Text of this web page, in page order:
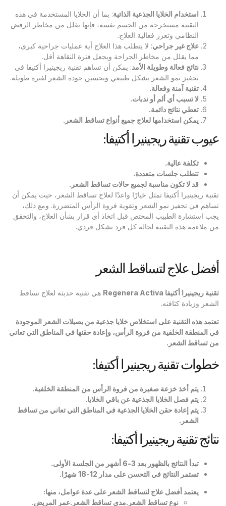
استخدام الخلايا الجذعية الذاتية: بما أن الخلايا المستخدمة في هذه
التقنية مستخرجة من الجسم نفسه، فإنها تقلل من مخاطر الرفض
النظامي وتعزز فعالية العلاج.
علاج غير جراحي: لا يتطلب هذا العلاج أية عمليات جراحية كبرى،
مما يقلل من مخاطر الجراحة ويجعل فترة النقاهة أقل.
نتائج فعالة وطويلة الأمد: يمكن أن تساهم تقنية ريجينيرا أكتيفا في
تحفيز نمو الشعر بشكل طبيعي وتحسين جودة الشعر لفترة طويلة.
تقنية آمنة وفعالة.
لا تسبب أي ألم أو ندبات.
تعطي نتائج دائمة.
يمكن استخدامها لعلاج جميع أنواع تساقط الشعر .
عيوب تقنية ريجينيرا أكتيفا:
تكلفة عالية.
تتطلب جلسات متعددة.
قد لا تكون مناسبة لجميع حالات تساقط الشعر .
تقنية ريجينيرا أكتيفا تمثل خيارًا واعدًا لعلاج تساقط الشعر، حيث يمكن أن
تساهم في تحفيز نمو الشعر وتقوية فروة الرأس المتضررة. ومع ذلك،
يجب استشارة الطبيب المختص قبل اتخاذ أي قرار بشأن العلاج، والتحقق
من ملاءمة هذه التقنية لحالة كل فرد بشكل فردي.
أفضل علاج لتساقط الشعر
تقنية ريجينيرا أكتيفا
هي تقنية حديثة لعلاج تساقط
الشعر وزيادة كثافته.
تعتمد هذه التقنية على استخلاص خلايا جذعية من بصيلات الشعر الموجودة
في المنطقة الخلفية من فروة الرأس، وإعادة حقنها في المناطق التي تعاني
من تساقط الشعر .
خطوات تقنية ريجينيرا أكتيفا:
يتم أخذ خزعة صغيرة من فروة الرأس من المنطقة الخلفية.
يتم فصل الخلايا الجذعية عن باقي الخلايا.
يتم إعادة حقن الخلايا الجذعية في المناطق التي تعاني من تساقط
الشعر .
نتائج تقنية ريجينيرا أكتيفا:
تبدأ النتائج بالظهور بعد 3-6 أشهر من الجلسة الأولى
.
تستمر النتائج في التحسن على مدار 12-18 شهرًا
.
يعتمد أفضل علاج لتساقط الشعر على عدة عوامل، منها:
نوع تساقط الشعر.مدى تساقط الشعر.عمر المريض.